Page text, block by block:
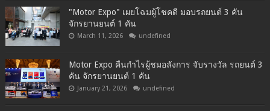
"Motor Expo" เผยโฉมผู้โชคดี มอบรถยนต์ 3 คัน
จักรยานยนต์ 1 คัน
March 11, 2026 undefined
Motor Expo คืนกำไรผู้ชมอลังการ จับรางวัล รถยนต์ 3
คัน จักรยานยนต์ 1 คัน
January 21, 2026 undefined